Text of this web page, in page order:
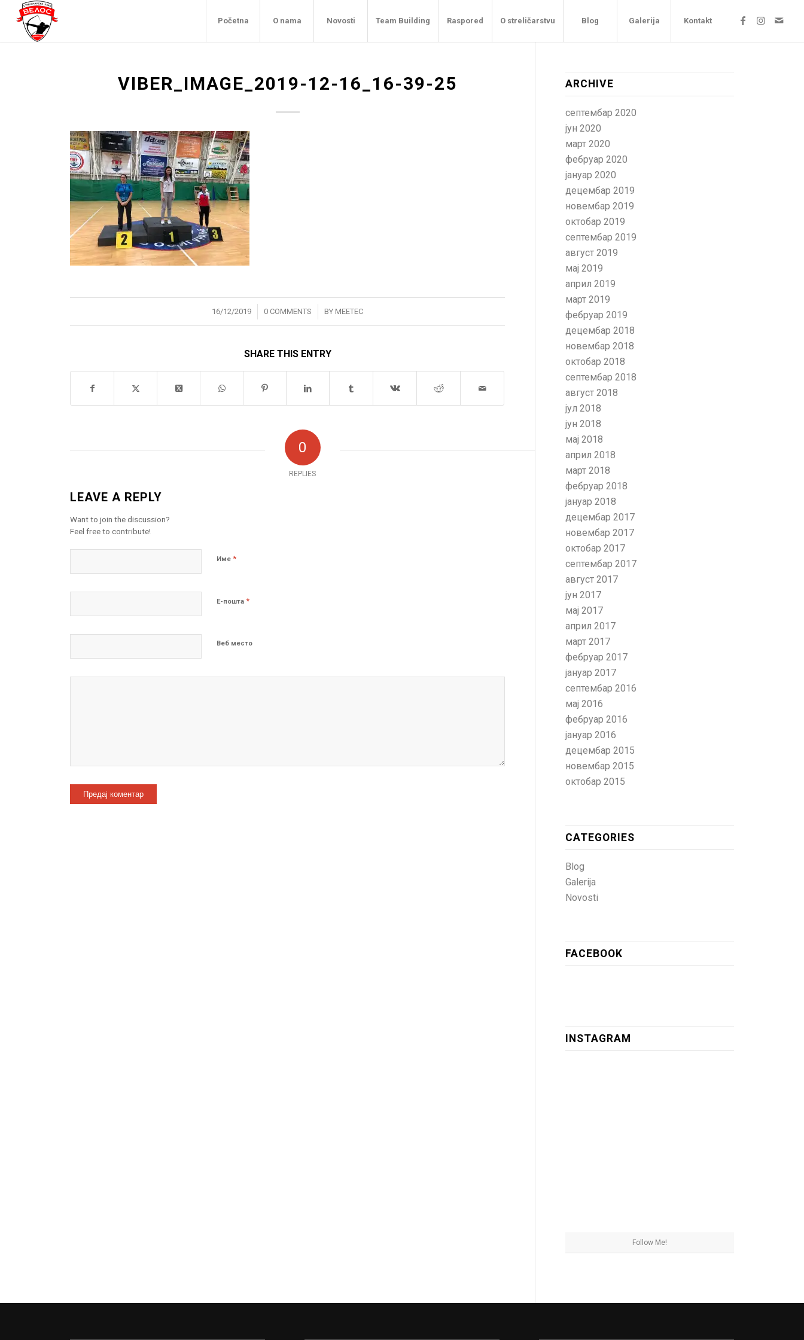
Početna O nama Novosti Team Building Raspored O streličarstvu Blog Galerija Kontakt
VIBER_IMAGE_2019-12-16_16-39-25
16/12/2019
/ 0 COMMENTS
/ BY MEETEC
SHARE THIS ENTRY
0
REPLIES
LEAVE A REPLY
Want to join the discussion?
Feel free to contribute!
Име*
Е-пошта*
Веб место
ARCHIVE
септембар 2020
јун 2020
март 2020
фебруар 2020
јануар 2020
децембар 2019
новембар 2019
октобар 2019
септембар 2019
август 2019
мај 2019
април 2019
март 2019
фебруар 2019
децембар 2018
новембар 2018
октобар 2018
септембар 2018
август 2018
јул 2018
јун 2018
мај 2018
април 2018
март 2018
фебруар 2018
јануар 2018
децембар 2017
новембар 2017
октобар 2017
септембар 2017
август 2017
јун 2017
мај 2017
април 2017
март 2017
фебруар 2017
јануар 2017
септембар 2016
мај 2016
фебруар 2016
јануар 2016
децембар 2015
новембар 2015
октобар 2015
CATEGORIES
Blog
Galerija
Novosti
FACEBOOK
INSTAGRAM
Follow Me!